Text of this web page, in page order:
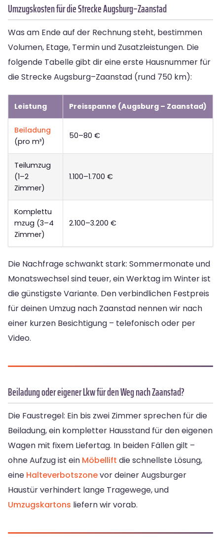
Umzugskosten für die Strecke Augsburg–Zaanstad
Was am Ende auf der Rechnung steht, bestimmen
Volumen, Etage, Termin und Zusatzleistungen. Die
folgende Tabelle gibt dir eine erste Hausnummer für
die Strecke Augsburg–Zaanstad (rund 750 km):
Leistung Preisspanne (Augsburg – Zaanstad)
Beiladung
(pro m³)
50–80 €
Teilumzug
(1–2
Zimmer)
1.100–1.700 €
Komplettu
mzug (3–4
Zimmer)
2.100–3.200 €
Die Nachfrage schwankt stark: Sommermonate und
Monatswechsel sind teuer, ein Werktag im Winter ist
die günstigste Variante. Den verbindlichen Festpreis
für deinen Umzug nach Zaanstad nennen wir nach
einer kurzen Besichtigung – telefonisch oder per
Video.
Beiladung oder eigener Lkw für den Weg nach Zaanstad?
Die Faustregel: Ein bis zwei Zimmer sprechen für die
Beiladung, ein kompletter Hausstand für den eigenen
Wagen mit fixem Liefertag. In beiden Fällen gilt –
ohne Aufzug ist ein Möbellift die schnellste Lösung,
eine Halteverbotszonevor deiner Augsburger
Haustür verhindert lange Tragewege, und
Umzugskartons liefern wir vorab.